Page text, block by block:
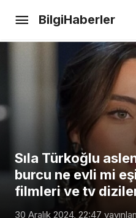
BilgiHaberler
Sıla Türkoğlu
burcu ne evli mi
filmleri ve tv
30 Aralık 2024, 22:47
Derya
boyu kaç burcu
oynadığı filmleri
Yorum Yap